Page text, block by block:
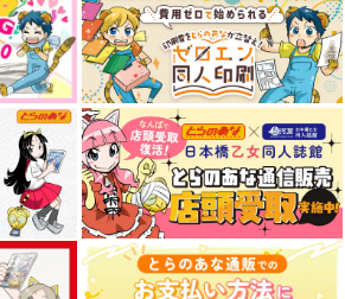
440円（税込）
今泉俊輔×鳴子章吉
サンプル
作品詳細
440円（税込）
宮城リョータ×三井寿
サンプル
作品詳細